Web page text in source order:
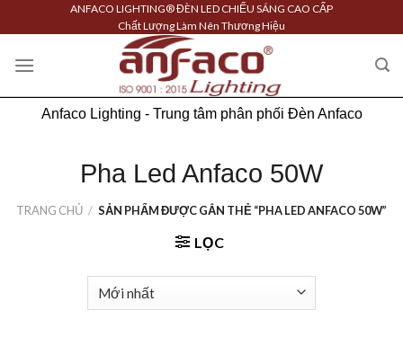
to
content
ANFACO LIGHTING® ĐÈN LED CHIẾU SÁNG CAO CẤP
Chất Lượng Làm Nên Thương Hiệu
Anfaco Lighting - Trung tâm phân phối Đèn Anfaco
Pha Led Anfaco 50W
TRANG CHỦ / SẢN PHẨM ĐƯỢC GẮN THẺ “PHA LED ANFACO 50W”
LỌC